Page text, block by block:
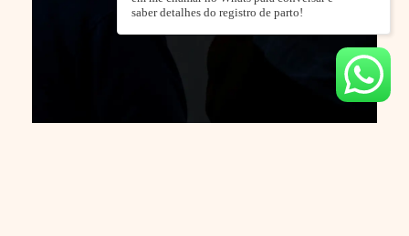
saber detalhes do registro de parto!